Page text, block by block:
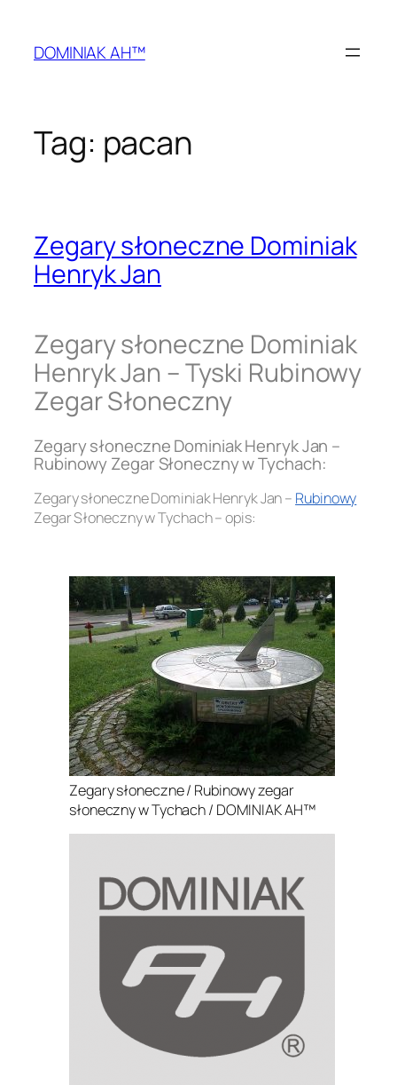
treściDOMINIAK AH™
Tag: pacan
Zegary słoneczne Dominiak
Henryk Jan
Zegary słoneczne Dominiak
Henryk Jan – Tyski Rubinowy
Zegar Słoneczny
Zegary słoneczne Dominiak Henryk Jan –
Rubinowy Zegar Słoneczny w Tychach:
Zegary słoneczne Dominiak Henryk Jan – Rubinowy
Zegar Słoneczny w Tychach – opis:
Zegary słoneczne / Rubinowy zegar
słoneczny w Tychach / DOMINIAK AH™